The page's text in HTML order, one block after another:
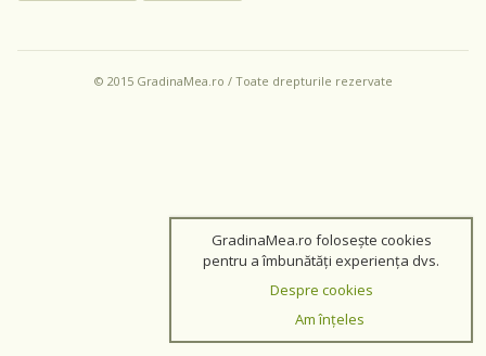
© 2015 GradinaMea.ro / Toate drepturile rezervate
GradinaMea.ro folosește cookies
pentru a îmbunătăți experiența dvs.
Despre cookies
Am înțeles